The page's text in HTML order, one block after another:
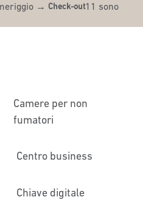
→ Check-out11 sono
Camere per non
fumatori
Centro business
Chiave digitale